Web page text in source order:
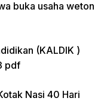
buka usaha weton
(KALDIK )
pdf
Nasi 40 Hari